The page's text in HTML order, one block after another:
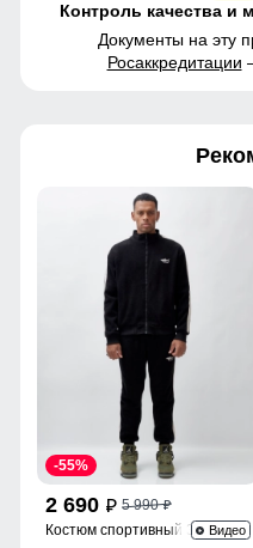
Контроль качества и
Документы на эту
Росаккредитации
2 690 p 5 990p
-55%
Костюм спортивный 330Ch
Видео